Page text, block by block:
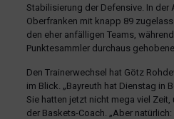
Stabilisierung der Defensive. In der
Oberfranken mit knapp 89
den eher anfälligen Teams,
Punktesammler durchaus
Den Trainerwechsel hat Götz
im Blick. „Bayreuth hat Dienstag in
Sie hatten jetzt nicht mega viel Zeit,
der Baskets-Coach. „Aber